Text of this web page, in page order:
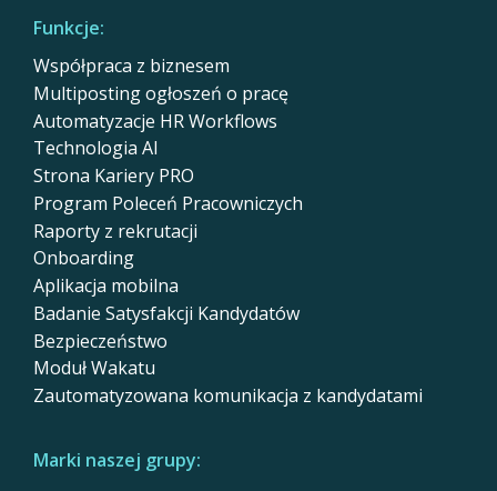
Funkcje:
Współpraca z biznesem
Multiposting ogłoszeń o pracę
Automatyzacje HR Workflows
Technologia AI
Strona Kariery PRO
Program Poleceń Pracowniczych
Raporty z rekrutacji
Onboarding
Aplikacja mobilna
Badanie Satysfakcji Kandydatów
Bezpieczeństwo
Moduł Wakatu
Zautomatyzowana komunikacja z kandydatami
Marki naszej grupy: